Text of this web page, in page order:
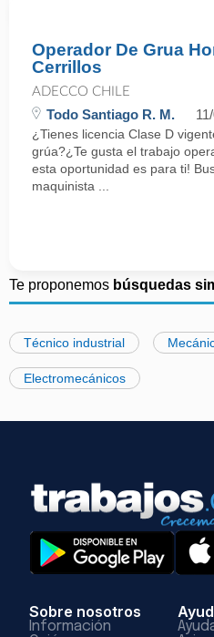
Operador De Grua
Cerrillos
ADECCO CHILE
Todo Santiago R. M.
¿Tienes licencia Clase D
grúa?¿Te gusta el trabajo
esta oportunidad es para ti!
maquinista ...
Te proponemos búsquedas
Técnico industrial
Electromecánicos
Sobre nosotros
Información